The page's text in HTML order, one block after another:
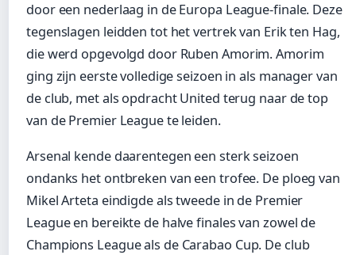
door een nederlaag in de Europa League-finale. Deze
tegenslagen leidden tot het vertrek van Erik ten Hag,
die werd opgevolgd door Ruben Amorim. Amorim
ging zijn eerste volledige seizoen in als manager van
de club, met als opdracht United terug naar de top
van de Premier League te leiden.
Arsenal kende daarentegen een sterk seizoen
ondanks het ontbreken van een trofee. De ploeg van
Mikel Arteta eindigde als tweede in de Premier
League en bereikte de halve finales van zowel de
Champions League als de Carabao Cup. De club